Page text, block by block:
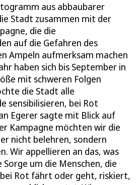
aus abbaubarer
Stadt zusammen mit der
die die
auf die Gefahren des
Ampeln aufmerksam machen
haben sich bis September in
mit schweren Folgen
die Stadt alle
sensibilisieren, bei Rot
Egerer sagte mit Blick auf
Kampagne möchten wir die
nicht belehren, sondern
Wir appellieren an das, was
um die Menschen, die
Rot fährt oder geht, riskiert,